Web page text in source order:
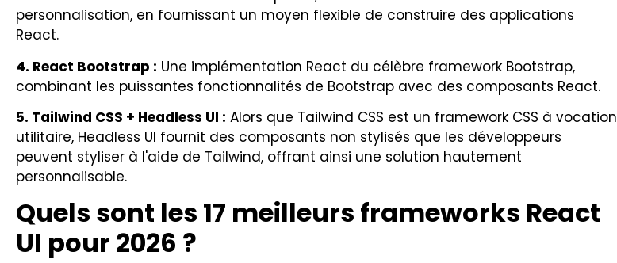
personnalisation, en fournissant un moyen flexible de construire des applications
React.
4. React Bootstrap : Une implémentation React du célèbre framework Bootstrap,
combinant les puissantes fonctionnalités de Bootstrap avec des composants React.
5. Tailwind CSS + Headless UI : Alors que Tailwind CSS est un framework CSS à vocation
utilitaire, Headless UI fournit des composants non stylisés que les développeurs
peuvent styliser à l'aide de Tailwind, offrant ainsi une solution hautement
personnalisable.
Quels sont les 17 meilleurs frameworks React
UI pour 2026 ?